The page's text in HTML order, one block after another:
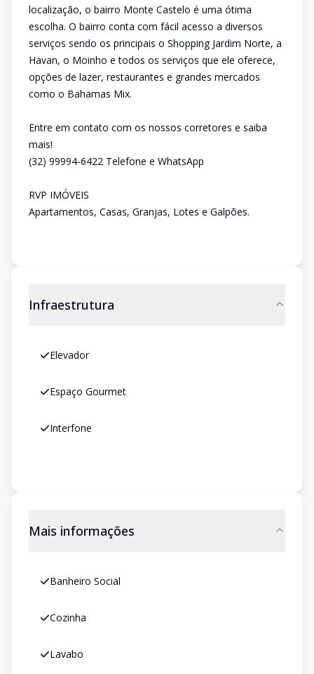
localização, o bairro Monte Castelo é uma ótima
escolha. O bairro conta com fácil acesso a diversos
serviços sendo os principais o Shopping Jardim Norte, a
Havan, o Moinho e todos os serviços que ele oferece,
opções de lazer, restaurantes e grandes mercados
como o Bahamas Mix.
Entre em contato com os nossos corretores e saiba
mais!
(32) 99994-6422 Telefone e WhatsApp
RVP IMÓVEIS
Apartamentos, Casas, Granjas, Lotes e Galpões.
Infraestrutura
Elevador
Espaço Gourmet
Interfone
Mais informações
Banheiro Social
Cozinha
Lavabo